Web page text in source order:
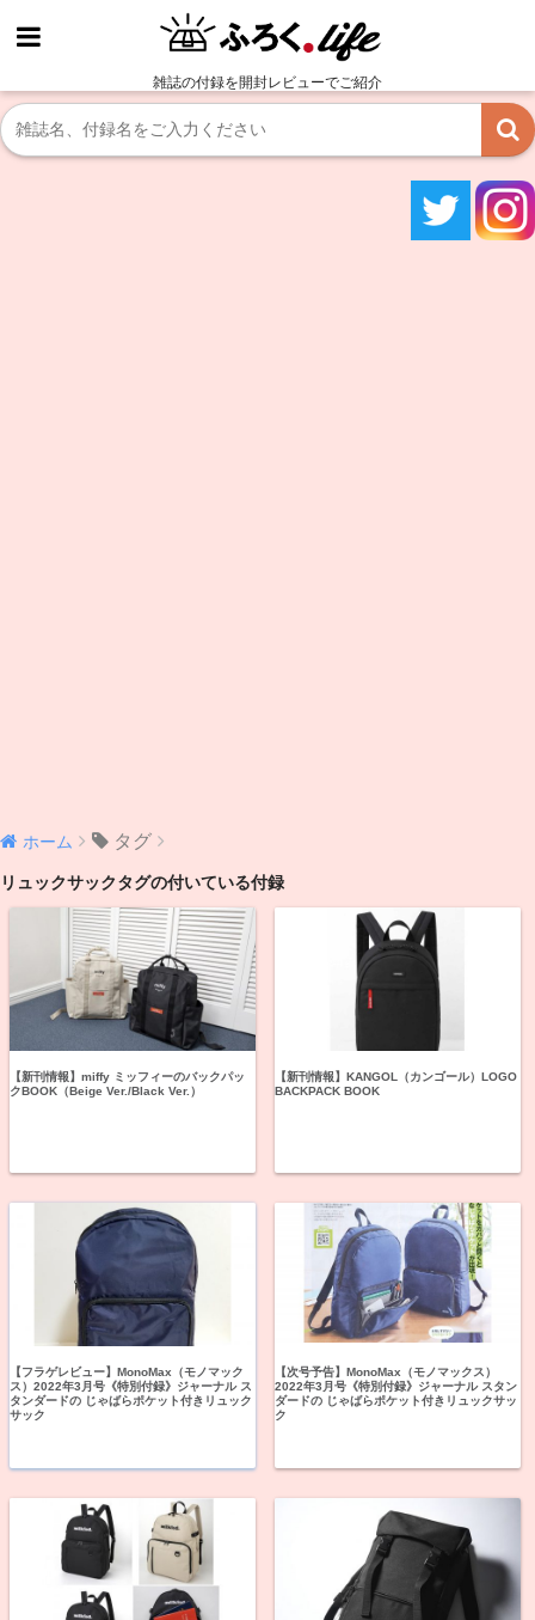
雑誌の付録を開封レビューでご紹介
ホーム タグ
リュックサックタグの付いている付録
【新刊情報】miffy ミッフィーのバックパッ
クBOOK（Beige Ver./Black Ver.）
【新刊情報】KANGOL（カンゴール）LOGO
BACKPACK BOOK
【フラゲレビュー】MonoMax（モノマック
ス）2022年3月号《特別付録》ジャーナル ス
タンダードの じゃばらポケット付きリュック
サック
【次号予告】MonoMax（モノマックス）
2022年3月号《特別付録》ジャーナル スタン
ダードの じゃばらポケット付きリュックサッ
ク